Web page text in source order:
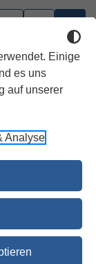
Einige
es uns
auf unserer
Analyse